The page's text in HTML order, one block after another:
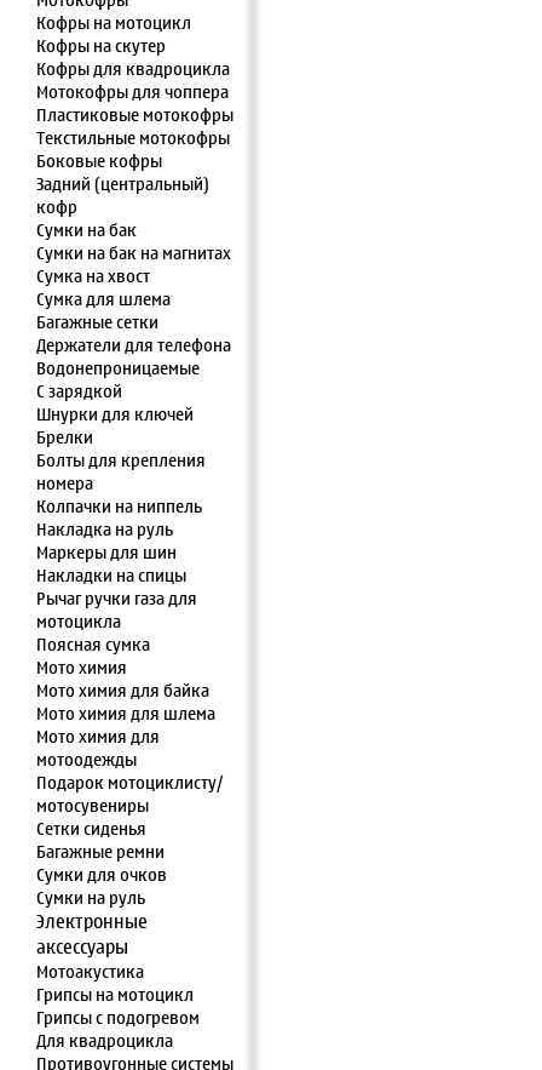
Кофры на мотоцикл
Кофры на скутер
Кофры для квадроцикла
Мотокофры для чоппера
Пластиковые мотокофры
Текстильные мотокофры
Боковые кофры
Задний (центральный)
кофр
Сумки на бак
Сумки на бак на магнитах
Сумка на хвост
Сумка для шлема
Багажные сетки
Держатели для телефона
Водонепроницаемые
С зарядкой
Шнурки для ключей
Брелки
Болты для крепления
номера
Колпачки на ниппель
Накладка на руль
Маркеры для шин
Накладки на спицы
Рычаг ручки газа для
мотоцикла
Поясная сумка
Мото химия
Мото химия для байка
Мото химия для шлема
Мото химия для
мотоодежды
Подарок мотоциклисту/
мотосувениры
Сетки сиденья
Багажные ремни
Сумки для очков
Сумки на руль
Электронные
аксессуары
Мотоакустика
Грипсы на мотоцикл
Грипсы с подогревом
Для квадроцикла